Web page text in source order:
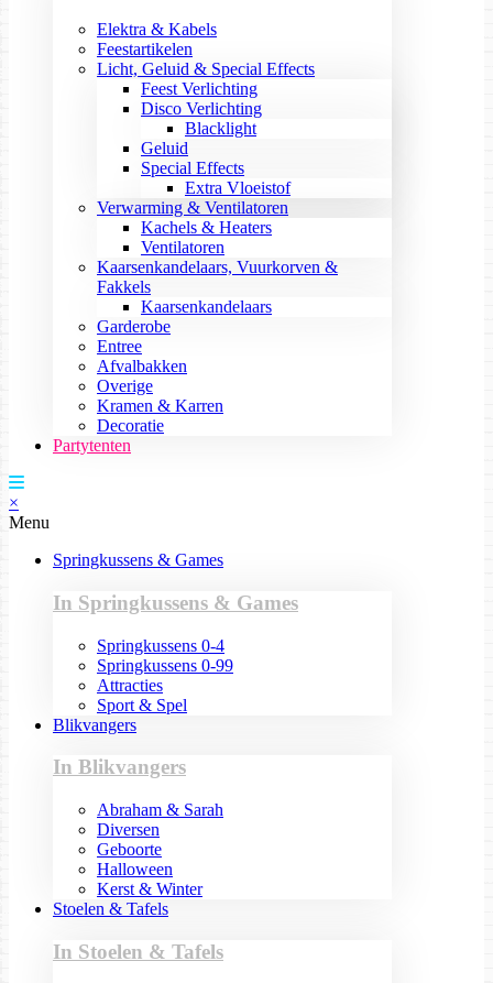
Elektra & Kabels
Feestartikelen
Licht, Geluid & Special Effects
Feest Verlichting
Disco Verlichting
Blacklight
Geluid
Special Effects
Extra Vloeistof
Verwarming & Ventilatoren
Kachels & Heaters
Ventilatoren
Kaarsenkandelaars, Vuurkorven &
Fakkels
Kaarsenkandelaars
Garderobe
Entree
Afvalbakken
Overige
Kramen & Karren
Decoratie
Partytenten
×
Menu
Springkussens & Games
In Springkussens & Games
Springkussens 0-4
Springkussens 0-99
Attracties
Sport & Spel
Blikvangers
In Blikvangers
Abraham & Sarah
Diversen
Geboorte
Halloween
Kerst & Winter
Stoelen & Tafels
In Stoelen & Tafels